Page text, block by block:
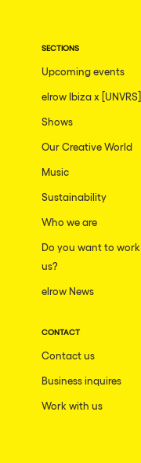
SECTIONS
Upcoming events
elrow Ibiza x
Shows
Our Creative World
Music
Sustainability
Who we are
Do you want to
us?
elrow News
CONTACT
Contact us
Business inquires
Work with us